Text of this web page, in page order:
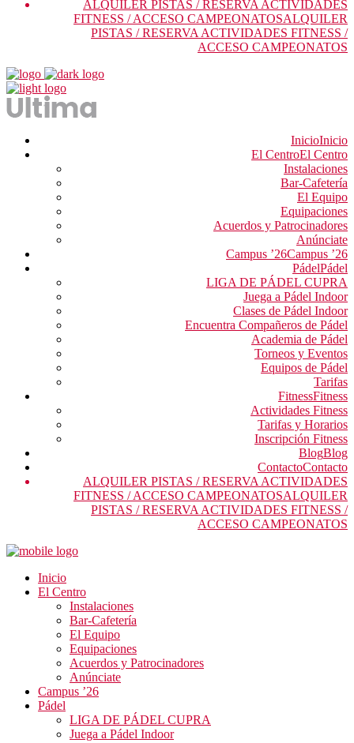
ALQUILER PISTAS / RESERVA ACTIVIDADES
FITNESS / ACCESO CAMPEONATOSALQUILER
PISTAS / RESERVA ACTIVIDADES FITNESS /
ACCESO CAMPEONATOS
InicioInicio
El CentroEl Centro
Instalaciones
Bar-Cafetería
El Equipo
Equipaciones
Acuerdos y Patrocinadores
Anúnciate
Campus ’26Campus ’26
PádelPádel
LIGA DE PÁDEL CUPRA
Juega a Pádel Indoor
Clases de Pádel Indoor
Encuentra Compañeros de Pádel
Academia de Pádel
Torneos y Eventos
Equipos de Pádel
Tarifas
FitnessFitness
Actividades Fitness
Tarifas y Horarios
Inscripción Fitness
BlogBlog
ContactoContacto
ALQUILER PISTAS / RESERVA ACTIVIDADES
FITNESS / ACCESO CAMPEONATOSALQUILER
PISTAS / RESERVA ACTIVIDADES FITNESS /
ACCESO CAMPEONATOS
Inicio
El Centro
Instalaciones
Bar-Cafetería
El Equipo
Equipaciones
Acuerdos y Patrocinadores
Anúnciate
Campus ’26
Pádel
LIGA DE PÁDEL CUPRA
Juega a Pádel Indoor